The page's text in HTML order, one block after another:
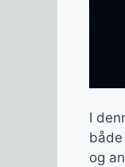
I
og